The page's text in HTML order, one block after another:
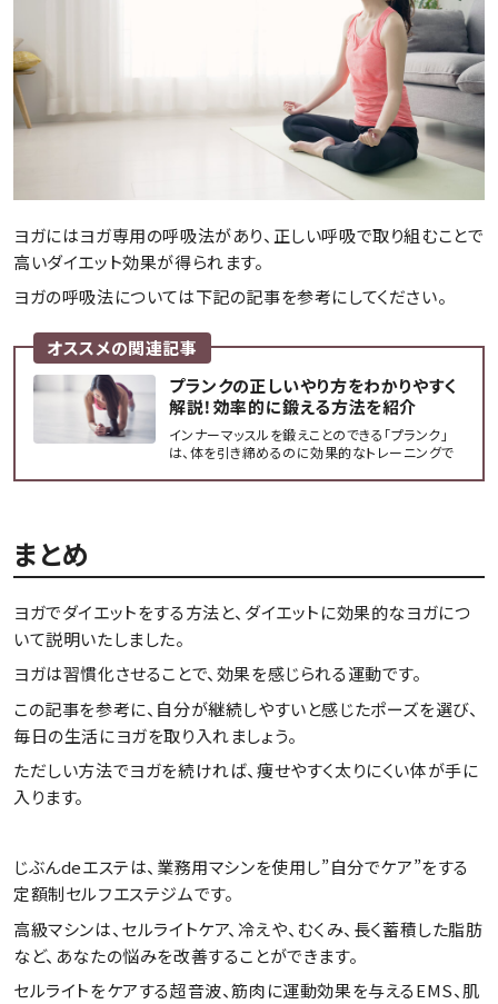
ヨガにはヨガ専用の呼吸法があり、正しい呼吸で取り組むことで
高いダイエット効果が得られます。
ヨガの呼吸法については下記の記事を参考にしてください。
オススメの関連記事
プランクの正しいやり方をわかりやすく
解説！効率的に鍛える方法を紹介
インナーマッスルを鍛えことのできる「プランク」
は、体を引き締めるのに効果的なトレーニングで
まとめ
ヨガでダイエットをする方法と、ダイエットに効果的なヨガにつ
いて説明いたしました。
ヨガは習慣化させることで、効果を感じられる運動です。
この記事を参考に、自分が継続しやすいと感じたポーズを選び、
毎日の生活にヨガを取り入れましょう。
ただしい方法でヨガを続ければ、痩せやすく太りにくい体が手に
入ります。
じぶんdeエステは、業務用マシンを使用し”自分でケア”をする
定額制セルフエステジムです。
高級マシンは、セルライトケア、冷えや、むくみ、長く蓄積した脂肪
など、あなたの悩みを改善することができます。
セルライトをケアする超音波、筋肉に運動効果を与えるEMS、肌